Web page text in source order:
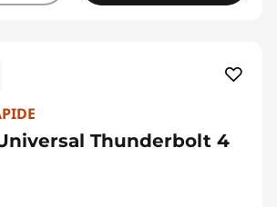
Thunderbolt 4